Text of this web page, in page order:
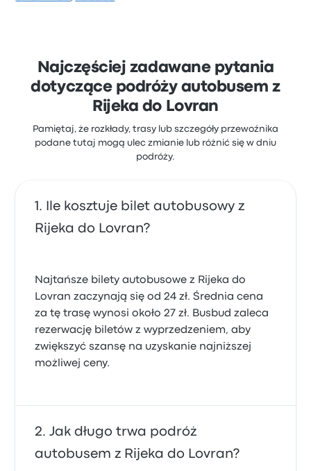
Najczęściej zadawane pytania
dotyczące podróży autobusem z
Rijeka do Lovran
Pamiętaj, że rozkłady, trasy lub szczegóły przewoźnika
podane tutaj mogą ulec zmianie lub różnić się w dniu
podróży.
Ile kosztuje bilet autobusowy z
Rijeka do Lovran?
Najtańsze bilety autobusowe z Rijeka do
Lovran zaczynają się od 24 zł. Średnia cena
za tę trasę wynosi około 27 zł. Busbud zaleca
rezerwację biletów z wyprzedzeniem, aby
zwiększyć szansę na uzyskanie najniższej
możliwej ceny.
Jak długo trwa podróż
autobusem z Rijeka do Lovran?